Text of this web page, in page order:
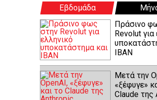
Εβδομάδα
Πράσινο
Revolut για
IBAN
Μετά την
«ξέφυγε»
Claude της